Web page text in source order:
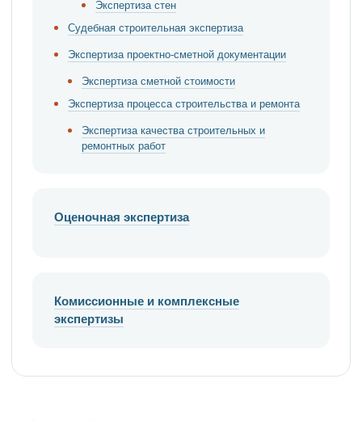
Экспертиза стен
Судебная строительная экспертиза
Экспертиза проектно-сметной документации
Экспертиза сметной стоимости
Экспертиза процесса строительства и ремонта
Экспертиза качества строительных и
ремонтных работ
Оценочная экспертиза
Комиссионные и комплексные
экспертизы